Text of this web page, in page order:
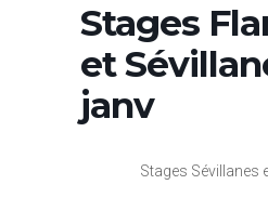
Stages
et
janv
Stages Sévillanes